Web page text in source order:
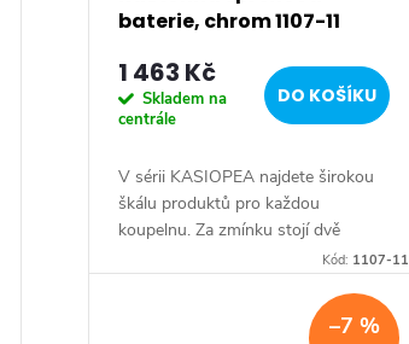
baterie, chrom 1107-11
1 463 Kč
Skladem na
centrále
DO KOŠÍKU
V sérii KASIOPEA najdete širokou
škálu produktů pro každou
koupelnu. Za zmínku stojí dvě
varianty podomítkových baterií a
Kód: 1107-11
–7 %